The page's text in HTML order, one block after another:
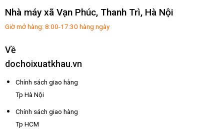
Nhà máy xã Vạn Phúc, Thanh Trì, Hà Nội
Giờ mở hàng: 8:00-17:30 hàng ngày
Về
dochoixuatkhau.vn
Chính sách giao hàng
Tp Hà Nội
Chính sách giao hàng
Tp HCM